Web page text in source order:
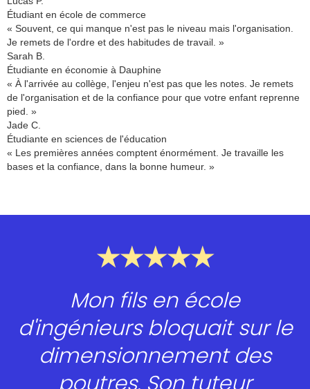
Étudiant en école de commerce
« Souvent, ce qui manque n'est pas le niveau mais l'organisation.
Je remets de l'ordre et des habitudes de travail. »
Sarah B.
Étudiante en économie à Dauphine
« À l'arrivée au collège, l'enjeu n'est pas que les notes. Je remets
de l'organisation et de la confiance pour que votre enfant reprenne
pied. »
Jade C.
Étudiante en sciences de l'éducation
« Les premières années comptent énormément. Je travaille les
bases et la confiance, dans la bonne humeur. »
★★★★★
Mon fils en école
d'ingénieurs bloquait sur le
dimensionnement des